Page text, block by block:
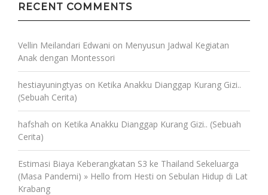
RECENT COMMENTS
Vellin Meilandari Edwani on Menyusun Jadwal Kegiatan
Anak dengan Montessori
hestiayuningtyas on Ketika Anakku Dianggap Kurang Gizi..
(Sebuah Cerita)
hafshah on Ketika Anakku Dianggap Kurang Gizi.. (Sebuah
Cerita)
Estimasi Biaya Keberangkatan S3 ke Thailand Sekeluarga
(Masa Pandemi) » Hello from Hesti on Sebulan Hidup di Lat
Krabang